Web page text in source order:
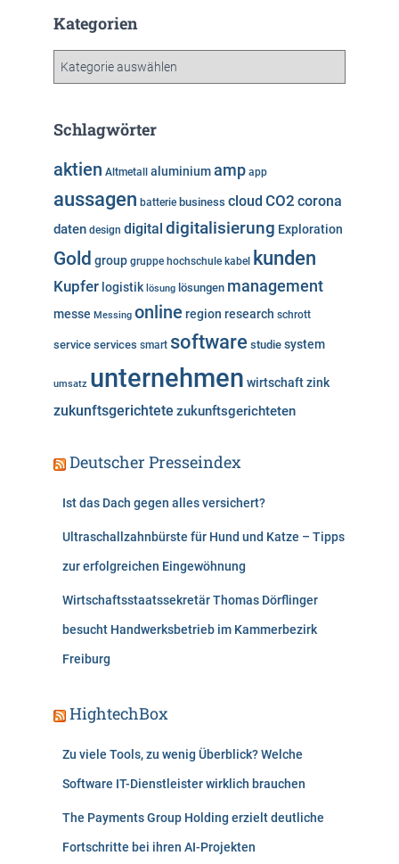
h
Kategorien
g
r
i
n
Schlagwörter
aktien Altmetall aluminiumamp app
aussagen batterie business cloud CO2 corona
daten design digital digitalisierung Exploration
Gold group gruppe hochschule kabel kunden
Kupfer logistik lösung lösungen management
messe Messing online region research schrott
service services smart software studie system
umsatz unternehmen wirtschaftzink
zukunftsgerichtete zukunftsgerichteten
Deutscher Presseindex
Ist das Dach gegen alles versichert?
Ultraschallzahnbürste für Hund und Katze – Tipps
zur erfolgreichen Eingewöhnung
Wirtschaftsstaatssekretär Thomas Dörflinger
besucht Handwerksbetrieb im Kammerbezirk
Freiburg
HightechBox
Zu viele Tools, zu wenig Überblick? Welche
Software IT-Dienstleister wirklich brauchen
The Payments Group Holding erzielt deutliche
Fortschritte bei ihren AI-Projekten